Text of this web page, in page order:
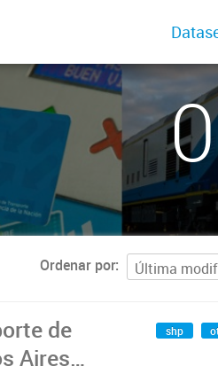
Ordenar por
de
Aires
shp